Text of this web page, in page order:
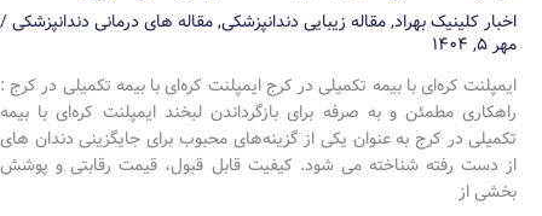
اخبار کلینیک بهراد,مقاله زیبایی دندانپزشکی,مقاله های درمانی دندانپزشکی/
مهر ۵, ۱۴۰۴
ایمپلنت کره‌ای با بیمه تکمیلی در کرج ایمپلنت کره‌ای با بیمه تکمیلی در کرج :
راهکاری مطمئن و به صرفه برای بازگرداندن لبخند ایمپلنت کره‌ای با بیمه
تکمیلی در کرج به عنوان یکی از گزینه‌های محبوب برای جایگزینی دندان های
از دست رفته شناخته می شود. کیفیت قابل قبول، قیمت رقابتی و پوشش
بخشی از